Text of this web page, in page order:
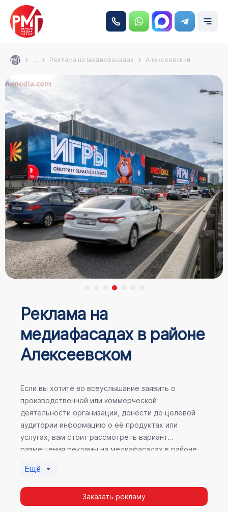
... Реклама на медиафасадах Алексеевский
Реклама на
медиафасадах в районе
Алексеевском
Если вы хотите во всеуслышание заявить о
производственной или коммерческой
деятельности организации, донести до целевой
аудитории информацию о её продуктах или
услугах, вам стоит рассмотреть вариант
размещения рекламы на медиафасадах в районе
специалисты ООО «Регион Медиа Групп».
Ещё
Заказать рекламу